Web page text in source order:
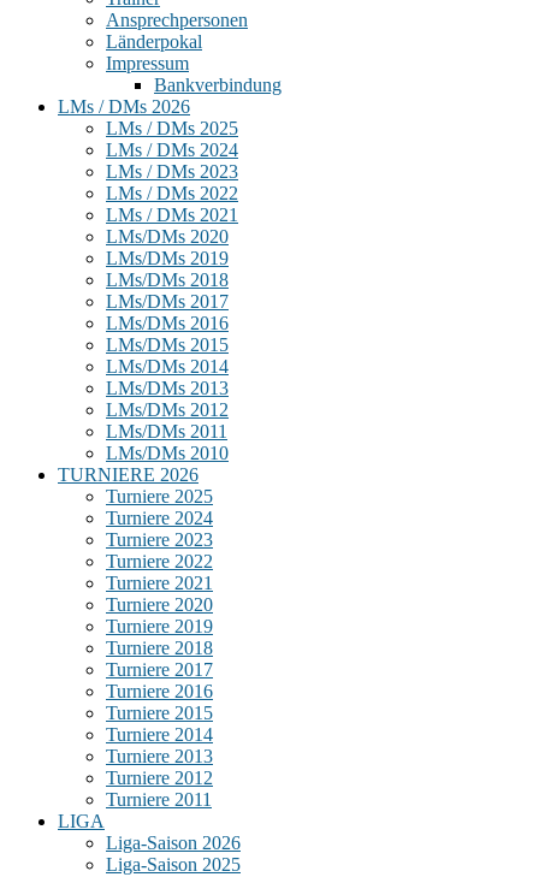
Ansprechpersonen
Länderpokal
Impressum
Bankverbindung
LMs / DMs 2026
LMs / DMs 2025
LMs / DMs 2024
LMs / DMs 2023
LMs / DMs 2022
LMs / DMs 2021
LMs/DMs 2020
LMs/DMs 2019
LMs/DMs 2018
LMs/DMs 2017
LMs/DMs 2016
LMs/DMs 2015
LMs/DMs 2014
LMs/DMs 2013
LMs/DMs 2012
LMs/DMs 2011
LMs/DMs 2010
TURNIERE 2026
Turniere 2025
Turniere 2024
Turniere 2023
Turniere 2022
Turniere 2021
Turniere 2020
Turniere 2019
Turniere 2018
Turniere 2017
Turniere 2016
Turniere 2015
Turniere 2014
Turniere 2013
Turniere 2012
Turniere 2011
LIGA
Liga-Saison 2026
Liga-Saison 2025